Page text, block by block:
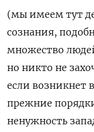
(мы имеем тут
сознания,
множество
но никто не
если возникнет
прежние
ненужность